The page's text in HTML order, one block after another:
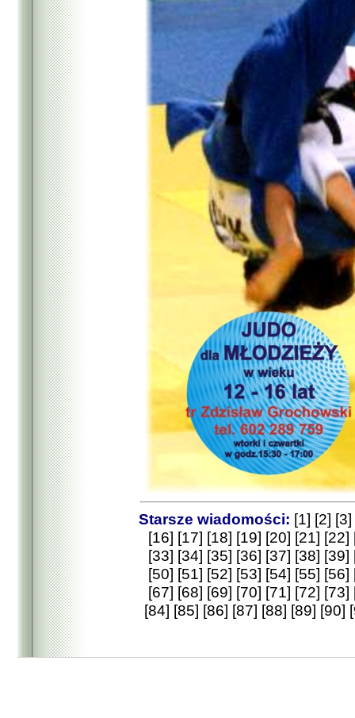
Starsze wiadomości: [1] [2] [3]
[16] [17] [18] [19] [20] [21] [22]
[33] [34] [35] [36] [37] [38] [39]
[50] [51] [52] [53] [54] [55] [56]
[67] [68] [69] [70] [71] [72] [73]
[84] [85] [86] [87] [88] [89] [90]